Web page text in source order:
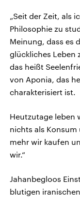
„Seit der Zeit, als
Philosophie zu
Meinung, dass es
glückliches Leben
das heißt
von Aponia, das
charakterisiert ist.
Heutzutage leben
nichts als Konsum
mehr wir kaufen
wir.“
Jahanbegloos
blutigen